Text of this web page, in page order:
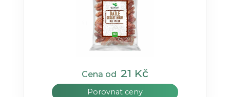
Cena od 21 Kč
Porovnat ceny